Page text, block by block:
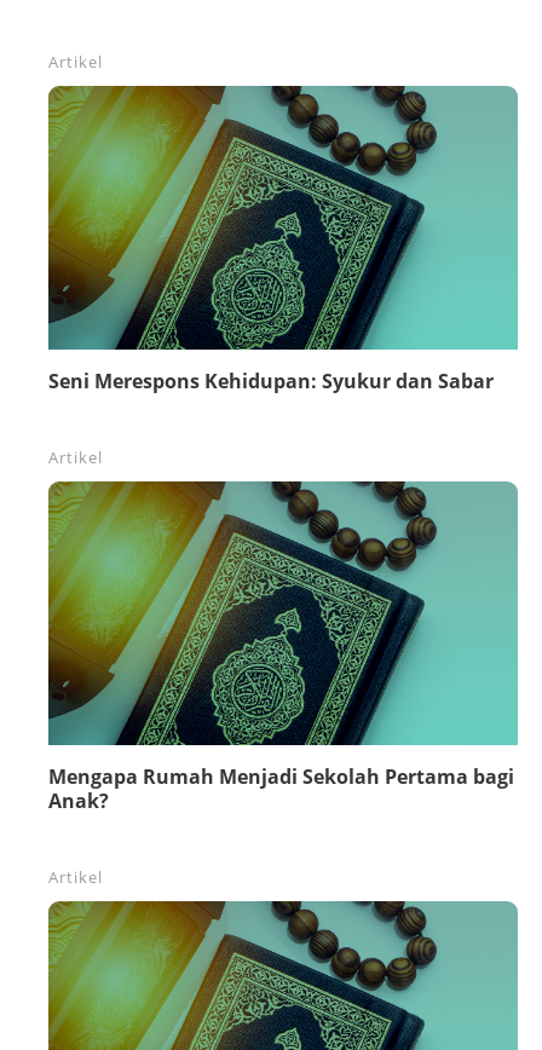
Artikel
Seni Merespons Kehidupan: Syukur dan Sabar
Artikel
Mengapa Rumah Menjadi Sekolah Pertama bagi
Anak?
Artikel